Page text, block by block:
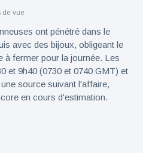
de vue
ont pénétré dans le
avec des bijoux, obligeant le
à fermer pour la journée. Les
et 9h40 (0730 et 0740 GMT) et
source suivant l'affaire,
en cours d'estimation.